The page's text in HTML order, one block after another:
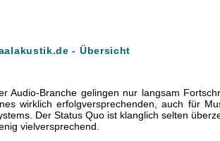
- Übersicht
Audio-Branche gelingen nur langsam
wirklich erfolgversprechenden, auch für
Der Status Quo ist klanglich selten
vielversprechend.